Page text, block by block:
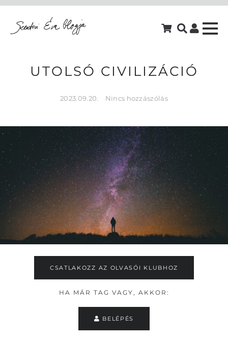
UTOLSÓ CIVILIZÁCIÓ
2023.09.20. Nincs hozzászólás
CSATLAKOZZ AZ OLVASÓI KLUBHOZ
HA MÁR TAG VAGY, AKKOR:
BELÉPÉS